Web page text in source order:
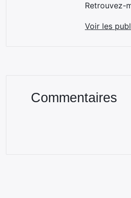
Retrouvez-
Voir les
Commentaires